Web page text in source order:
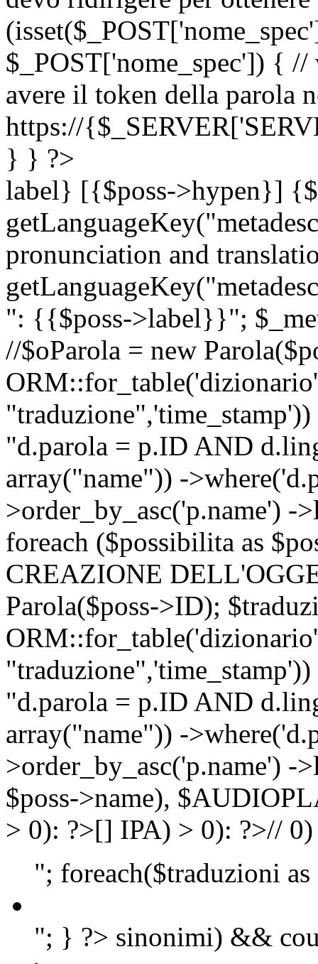
$_POST['nome_spec']) {
avere il token della parola
https://
} } ?>
label} [{$poss->hypen}]
pronunciation and
": {{$poss->label}}";
//$oParola = new
"d.parola = p.ID AND
array("name")) -
>order_by_asc('p.name')
foreach ($possibilita as
CREAZIONE
Parola($poss->ID);
"d.parola = p.ID AND
array("name")) -
>order_by_asc('p.name')
$poss->name),
> 0): ?>[] IPA) > 0): ?>//
"; foreach($traduzioni
"; } ?> sinonimi) &&